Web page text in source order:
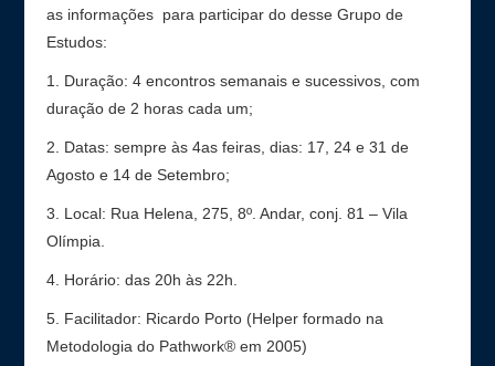
as informações para participar do desse Grupo de
Estudos:
1. Duração: 4 encontros semanais e sucessivos, com
duração de 2 horas cada um;
2. Datas: sempre às 4as feiras, dias: 17, 24 e 31 de
Agosto e 14 de Setembro;
3. Local: Rua Helena, 275, 8º. Andar, conj. 81 – Vila
Olímpia.
4. Horário: das 20h às 22h.
5. Facilitador: Ricardo Porto (Helper formado na
Metodologia do Pathwork® em 2005)